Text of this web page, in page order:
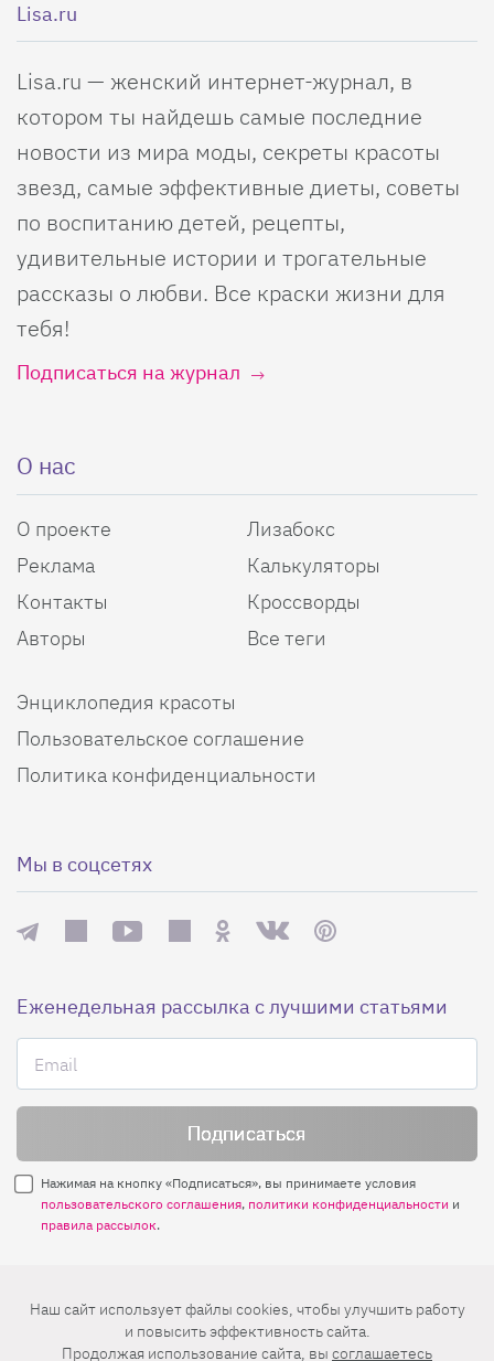
Lisa.ru
Lisa.ru — женский интернет-журнал, в
котором ты найдешь самые последние
новости из мира моды, секреты красоты
звезд, самые эффективные диеты, советы
по воспитанию детей, рецепты,
удивительные истории и трогательные
рассказы о любви. Все краски жизни для
тебя!
Подписаться на журнал
О нас
О проекте
Реклама
Контакты
Авторы
Лизабокс
Калькуляторы
Кроссворды
Все теги
Энциклопедия красоты
Пользовательское соглашение
Политика конфиденциальности
Мы в соцсетях
Еженедельная рассылка с лучшими статьями
Нажимая на кнопку «Подписаться», вы принимаете условия
пользовательского соглашения, политики конфиденциальности и
правила рассылок.
Нашли ошибку? Выделите ее и нажмите
Ctrl+Enter
Наш сайт использует файлы cookies, чтобы улучшить работу
и повысить эффективность сайта.
Продолжая использование сайта, вы соглашаетесь